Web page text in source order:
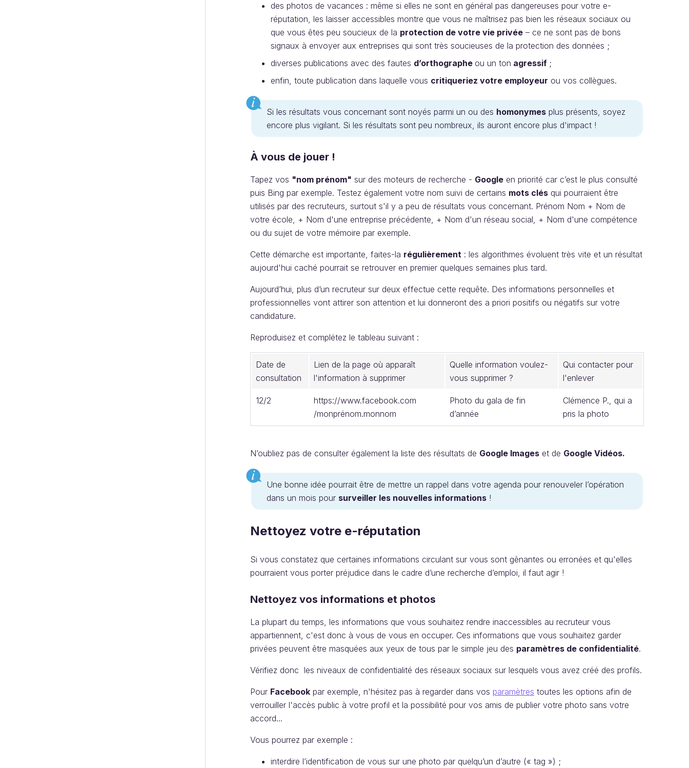
des photos de vacances : même si elles ne sont en général pas dangereuses pour votre e-
réputation, les laisser accessibles montre que vous ne maîtrisez pas bien les réseaux sociaux ou
que vous êtes peu soucieux de la protection de votre vie privée – ce ne sont pas de bons
signaux à envoyer aux entreprises qui sont très soucieuses de la protection des données ;
diverses publications avec des fautes d’orthographe ou un ton agressif ;
enfin, toute publication dans laquelle vous critiqueriez votre employeur ou vos collègues.
Si les résultats vous concernant sont noyés parmi un ou des homonymes plus présents, soyez
encore plus vigilant. Si les résultats sont peu nombreux, ils auront encore plus d'impact !
À vous de jouer !
Tapez vos "nom prénom" sur des moteurs de recherche - Google en priorité car c’est le plus consulté
puis Bing par exemple. Testez également votre nom suivi de certains mots clés qui pourraient être
utilisés par des recruteurs, surtout s'il y a peu de résultats vous concernant. Prénom Nom + Nom de
votre école, + Nom d'une entreprise précédente, + Nom d'un réseau social, + Nom d'une compétence
ou du sujet de votre mémoire par exemple.
Cette démarche est importante, faites-la régulièrement : les algorithmes évoluent très vite et un résultat
aujourd'hui caché pourrait se retrouver en premier quelques semaines plus tard.
Aujourd’hui, plus d’un recruteur sur deux effectue cette requête. Des informations personnelles et
professionnelles vont attirer son attention et lui donneront des a priori positifs ou négatifs sur votre
candidature.
Reproduisez et complétez le tableau suivant :
Date de
consultation
Lien de la page où apparaît
l'information à supprimer
Quelle information voulez-
vous supprimer ?
Qui contacter pour
l'enlever
12/2
https://www.facebook.com
/monprénom.monnom
Photo du gala de fin
d’année
Clémence P., qui a
pris la photo‌
N’oubliez pas de consulter également la liste des résultats de Google Images et de Google Vidéos.
Une bonne idée pourrait être de mettre un rappel dans votre agenda pour renouveler l’opération
dans un mois pour surveiller les nouvelles informations !
Nettoyez votre e-réputation
Si vous constatez que certaines informations circulant sur vous sont gênantes ou erronées et qu'elles
pourraient vous porter préjudice dans le cadre d’une recherche d’emploi, il faut agir !
Nettoyez vos informations et photos
La plupart du temps, les informations que vous souhaitez rendre inaccessibles au recruteur vous
appartiennent, c'est donc à vous de vous en occuper. Ces informations que vous souhaitez garder
privées peuvent être masquées aux yeux de tous par le simple jeu des paramètres de confidentialité.
Vérifiez donc les niveaux de confidentialité des réseaux sociaux sur lesquels vous avez créé des profils.
Pour Facebook par exemple, n'hésitez pas à regarder dans vos paramètres toutes les options afin de
verrouiller l'accès public à votre profil et la possibilité pour vos amis de publier votre photo sans votre
accord...
Vous pourrez par exemple :
interdire l’identification de vous sur une photo par quelqu’un d’autre (« tag ») ;